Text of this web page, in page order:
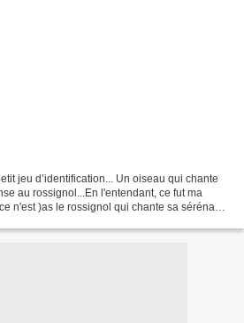
jeu d’identification... Un oiseau qui chante
au rossignol...En l'entendant, ce fut ma
n'est )as le rossignol qui chante sa sérénade